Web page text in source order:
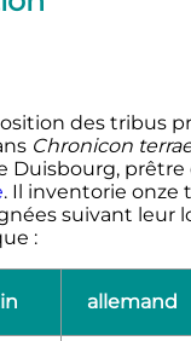
des tribus
Chronicon
Duisbourg, prêtre
. Il inventorie onze
suivant leur
:
allemand